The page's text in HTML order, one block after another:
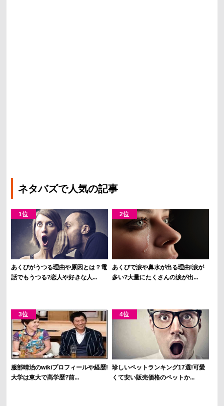
ネタバズで人気の記事
あくびがうつる理由や原因とは？電
話でもうつる?恋人や好きな人...
あくびで涙や鼻水が出る理由!涙が
多い?大量にたくさんの涙が出...
服部晴治のwikiプロフィールや経歴!
大学は東大で高学歴?前...
珍しいペットランキング17選!可愛
くて安い販売価格のペットか...